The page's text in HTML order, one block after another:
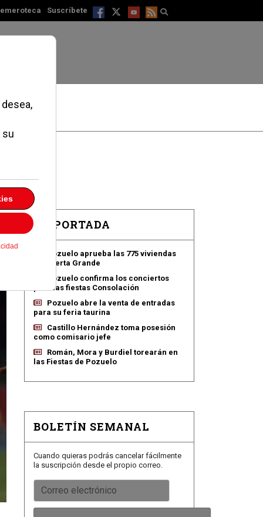
Suscríbete
EN PORTADA
Pozuelo aprueba las 775 viviendas
de Huerta Grande
Pozuelo confirma los conciertos
para las fiestas Consolación
Pozuelo abre la venta de entradas
para su feria taurina
Castillo Hernández toma posesión
como comisario jefe
Román, Mora y Burdiel torearán en
las Fiestas de Pozuelo
BOLETÍN SEMANAL
Cuando quieras podrás cancelar fácilmente
la suscripción desde el propio correo.